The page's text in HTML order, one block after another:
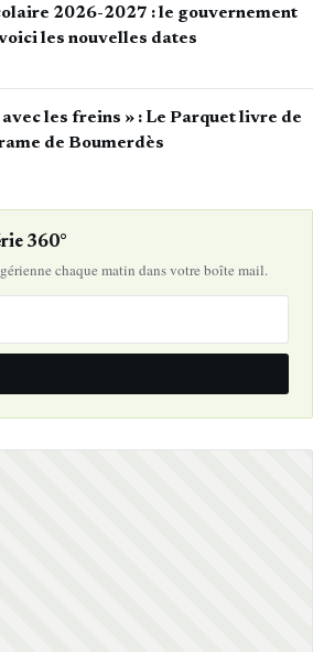
2026-2027 : le gouvernement
les nouvelles dates
les freins » : Le Parquet livre de
de Boumerdès
360°
chaque matin dans votre boîte mail.